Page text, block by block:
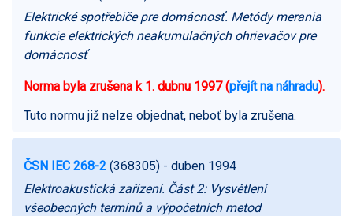
Elektrické spotřebiče pre domácnosť. Metódy merania
funkcie elektrických neakumulačných ohrievačov pre
domácnosť
Norma byla zrušena k 1. dubnu 1997 (přejít na náhradu).
Tuto normu již nelze objednat, neboť byla zrušena.
ČSN IEC 268-2 (368305) - duben 1994
Elektroakustická zařízení. Část 2: Vysvětlení
všeobecných termínů a výpočetních metod